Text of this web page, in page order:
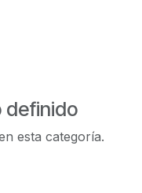
definido
esta categoría.